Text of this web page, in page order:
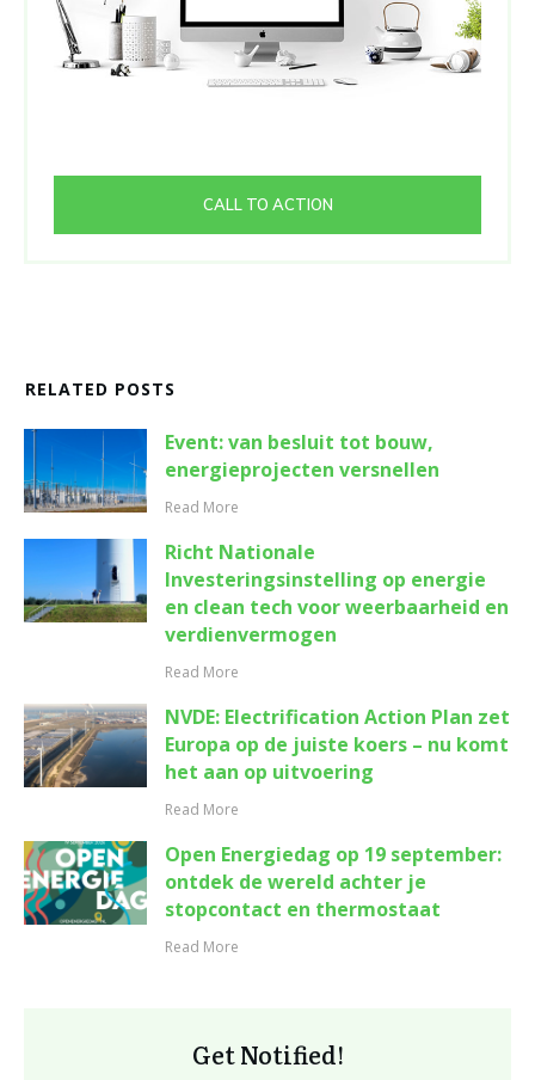
CALL TO ACTION
RELATED POSTS
Event: van besluit tot bouw,
energieprojecten versnellen
Read More
Richt Nationale
Investeringsinstelling op energie
en clean tech voor weerbaarheid en
verdienvermogen
Read More
NVDE: Electrification Action Plan zet
Europa op de juiste koers – nu komt
het aan op uitvoering
Read More
Open Energiedag op 19 september:
ontdek de wereld achter je
stopcontact en thermostaat
Read More
Get Notified!